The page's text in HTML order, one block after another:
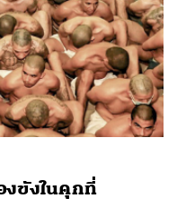
งขังในคุกที่